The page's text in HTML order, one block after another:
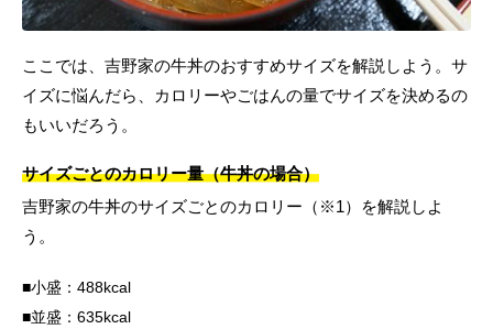
ここでは、吉野家の牛丼のおすすめサイズを解説しよう。サ
イズに悩んだら、カロリーやごはんの量でサイズを決めるの
もいいだろう。
サイズごとのカロリー量（牛丼の場合）
吉野家の牛丼のサイズごとのカロリー（※1）を解説しよ
う。
小盛：488kcal
並盛：635kcal